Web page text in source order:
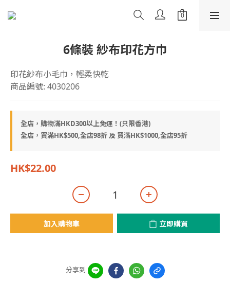
6條裝 紗布印花方巾
印花紗布小毛巾，輕柔快乾
商品編號: 4030206
全店，購物滿HKD300以上免運！(只限香港)
全店，買滿HK$500,全店98折 及 買滿HK$1000,全店95折
HK$22.00
加入購物車 立即購買
分享到